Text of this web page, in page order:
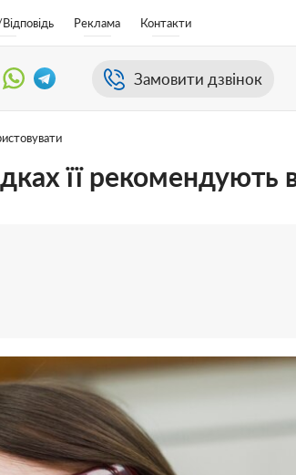
Реклама Контакти
Замовити дзвінок
її рекомендують